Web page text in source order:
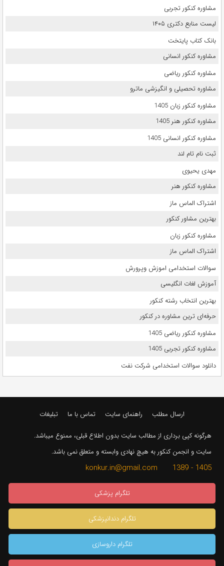
مشاوره کنکور تجربی
لیست منابع دکتری ۱۴۰۵
بانک کتاب پایتخت
مشاوره کنکور انسانی
مشاوره کنکور ریاضی
مشاوره تحصیلی و انگیزشی ماترو
مشاوره کنکور زبان 1405
مشاوره کنکور هنر 1405
مشاوره کنکور انسانی 1405
ثبت نام تام لند
مهدی یحیوی
مشاوره کنکور هنر
اشتراک الماس ماز
بهترین مشاور کنکور
مشاوره کنکور زبان
اشتراک الماس ماز
سوالات استخدامی اموزش وپرورش
آموزش لغات انگلیسی
بهترین انتخاب رشته کنکور
حرفه‌ای ترین مشاوره در کنکور
مشاوره کنکور ریاضی 1405
مشاوره کنکور تجربی 1405
دانلود سوالات استخدامی شرکت نفت
ارسال مطلب راهنمای سایت تماس با ما تبلیغات
هرگونه کپی برداری از مطالب سایت بدون اطلاع قبلی، ممنوع میباشد.
سایت و انجمن کنکور به هیچ نهادی وابسته و متعلق نمی باشد.
1405 - 1389 konkur.in@gmail.com
تلگرام پزشکی
تلگرام دندانپزشکی
تلگرام داروسازی